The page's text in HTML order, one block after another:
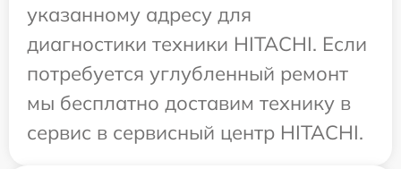
указанному адресу для
диагностики техники HITACHI. Если
потребуется углубленный ремонт
мы бесплатно доставим технику в
сервис в сервисный центр HITACHI.